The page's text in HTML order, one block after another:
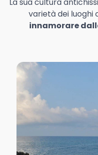
La sua cultura
varietà dei luoghi
innamorare